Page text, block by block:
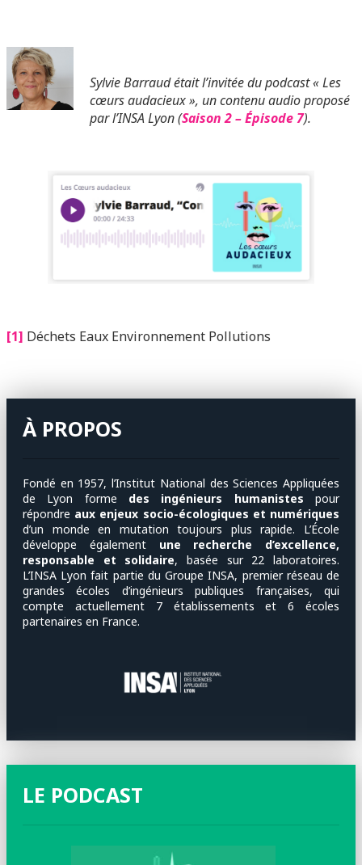
Sylvie Barraud était l’invitée du podcast « Les
cœurs audacieux », un contenu audio proposé
par l’INSA Lyon (Saison 2 – Épisode 7).
[1] Déchets Eaux Environnement Pollutions
À PROPOS
Fondé en 1957, l’Institut National des Sciences Appliquées
de Lyon forme des ingénieurs humanistes pour
répondre aux enjeux socio-écologiques et numériques
d’un monde en mutation toujours plus rapide. L’École
développe également une recherche d’excellence,
responsable et solidaire, basée sur 22 laboratoires.
L’INSA Lyon fait partie du Groupe INSA, premier réseau de
grandes écoles d’ingénieurs publiques françaises, qui
compte actuellement 7 établissements et 6 écoles
partenaires en France.
LE PODCAST